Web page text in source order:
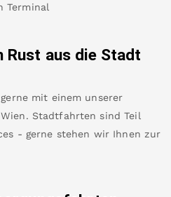
Terminal
Rust aus die Stadt
mit einem unserer
Stadtfahrten sind Teil
- gerne stehen wir Ihnen zur